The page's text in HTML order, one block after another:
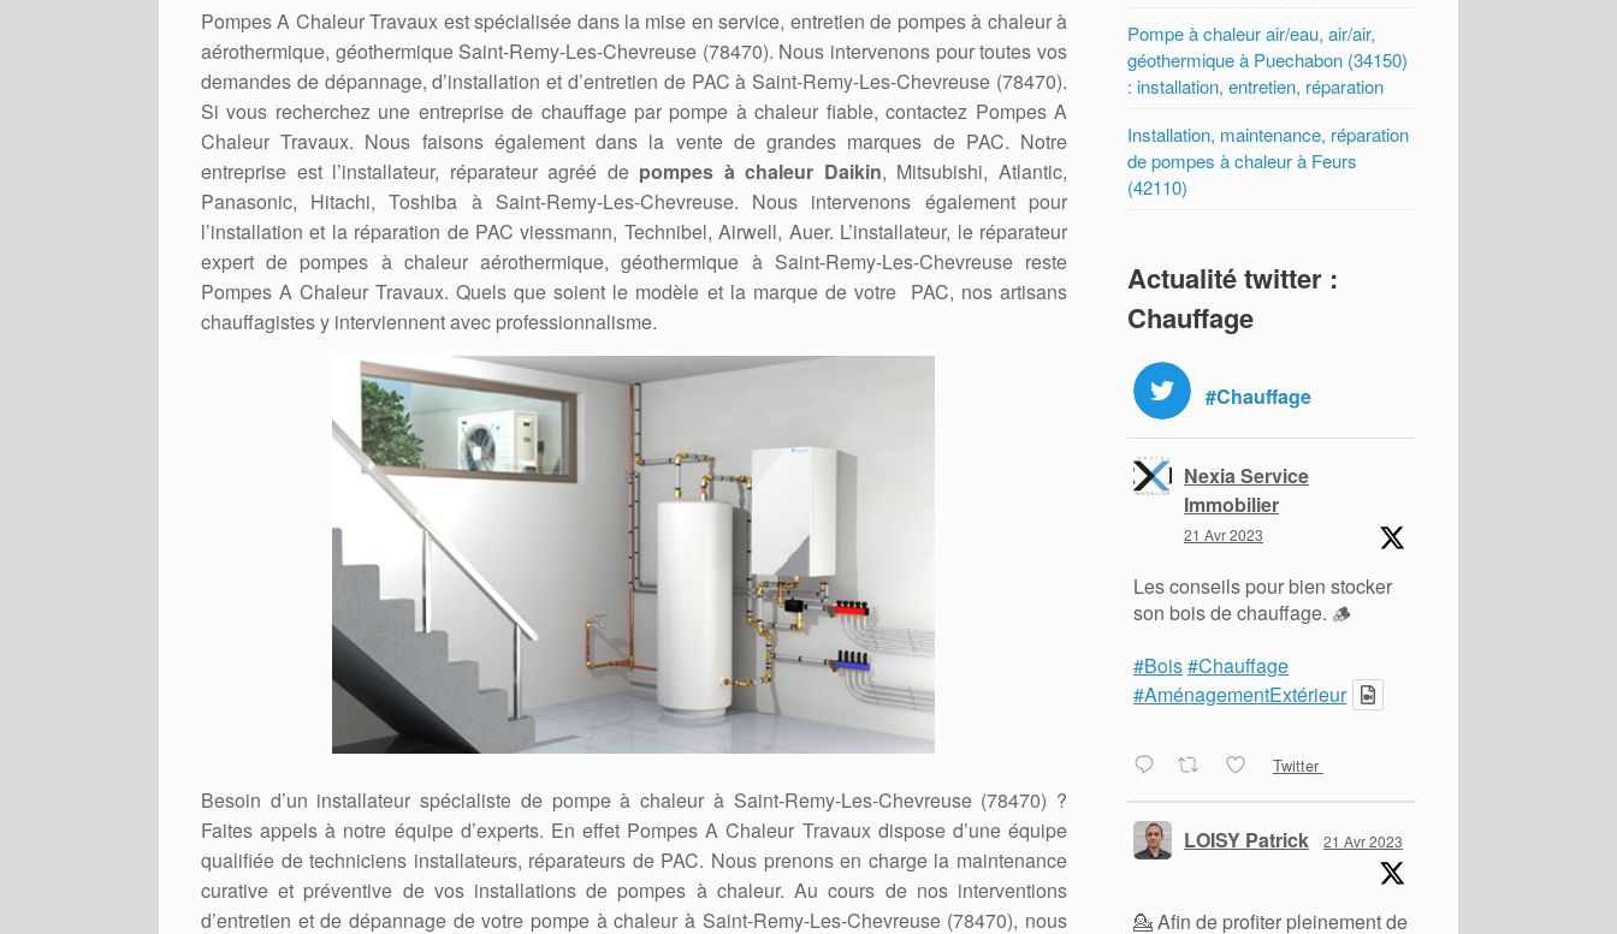
Pompes A Chaleur Travaux est spécialisée dans la mise en service, entretien de pompes à chaleur à
aérothermique, géothermique Saint-Remy-Les-Chevreuse (78470). Nous intervenons pour toutes vos
demandes de dépannage, d’installation et d’entretien de PAC à Saint-Remy-Les-Chevreuse (78470).
Si vous recherchez une entreprise de chauffage par pompe à chaleur fiable, contactez Pompes A
Chaleur Travaux. Nous faisons également dans la vente de grandes marques de PAC. Notre
entreprise est l’installateur, réparateur agréé de pompes à chaleur Daikin, Mitsubishi, Atlantic,
Panasonic, Hitachi, Toshiba à Saint-Remy-Les-Chevreuse. Nous intervenons également pour
l’installation et la réparation de PAC viessmann, Technibel, Airwell, Auer. L’installateur, le réparateur
expert de pompes à chaleur aérothermique, géothermique à Saint-Remy-Les-Chevreuse reste
Pompes A Chaleur Travaux. Quels que soient le modèle et la marque de votre PAC, nos artisans
chauffagistes y interviennent avec professionnalisme.
Besoin d’un installateur spécialiste de pompe à chaleur à Saint-Remy-Les-Chevreuse (78470) ?
Faites appels à notre équipe d’experts. En effet Pompes A Chaleur Travaux dispose d’une équipe
qualifiée de techniciens installateurs, réparateurs de PAC. Nous prenons en charge la maintenance
curative et préventive de vos installations de pompes à chaleur. Au cours de nos interventions
d’entretien et de dépannage de votre pompe à chaleur à Saint-Remy-Les-Chevreuse (78470), nous
Pompe à chaleur air/eau, air/air,
géothermique à Puechabon (34150)
: installation, entretien, réparation
Installation, maintenance, réparation
de pompes à chaleur à Feurs
(42110)
Actualité twitter :
Chauffage
#Chauffage
Nexia Service
Immobilier
21 Avr 2023
Les conseils pour bien stocker
son bois de chauffage. 🪵
#Bois#Chauffage
#AménagementExtérieur
Twitter
LOISY Patrick 21 Avr 2023
💁 Afin de profiter pleinement de